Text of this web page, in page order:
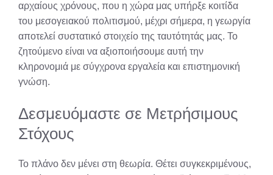
αρχαίους χρόνους, που η χώρα μας υπήρξε κοιτίδα
του μεσογειακού πολιτισμού, μέχρι σήμερα, η γεωργία
αποτελεί συστατικό στοιχείο της ταυτότητάς μας. Το
ζητούμενο είναι να αξιοποιήσουμε αυτή την
κληρονομιά με σύγχρονα εργαλεία και επιστημονική
γνώση.
Δεσμευόμαστε σε Μετρήσιμους
Στόχους
Το πλάνο δεν μένει στη θεωρία. Θέτει συγκεκριμένους,